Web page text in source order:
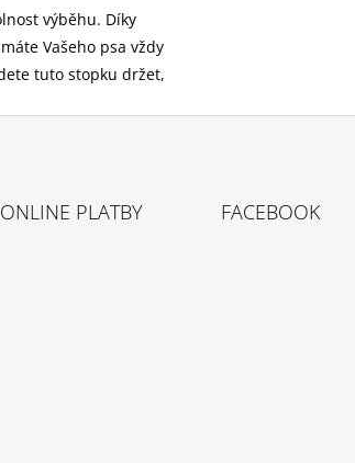
výběhu. Díky
Vašeho psa vždy
tuto stopku držet,
PLATBY FACEBOOK